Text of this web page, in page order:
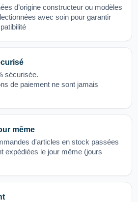
d’origine constructeur ou modèles
avec soin pour garantir
sécurisée.
de paiement ne sont jamais
même
d'articles en stock passées
expédiées le jour même (jours